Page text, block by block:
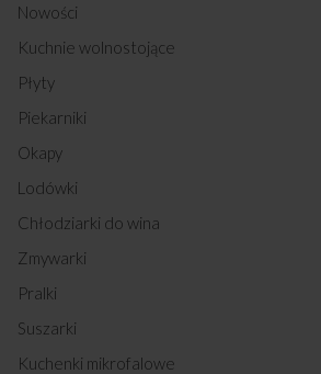
Nowości
Kuchnie wolnostojące
Płyty
Piekarniki
Okapy
Lodówki
Chłodziarki do wina
Zmywarki
Pralki
Suszarki
Kuchenki mikrofalowe